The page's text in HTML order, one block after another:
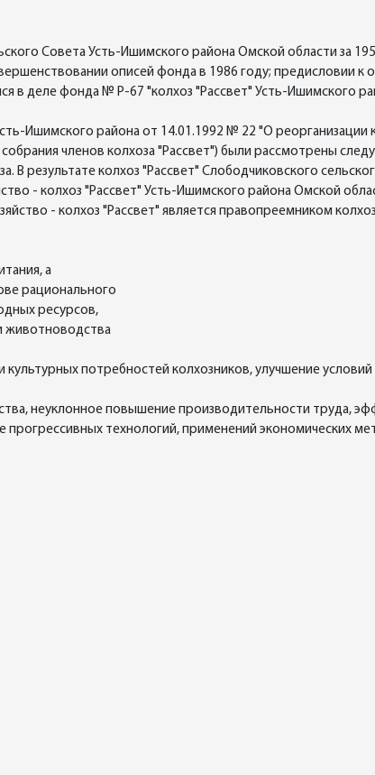
Совета Усть-Ишимского района Омской области за
описей фонда в 1986 году; предисловии к
в деле фонда № Р-67 "колхоз "Рассвет" Усть-Ишимского
Ишимского района от 14.01.1992 № 22 "О реорганизации
членов колхоза "Рассвет") были рассмотрены
В результате колхоз "Рассвет" Слободчиковского
- колхоз "Рассвет" Усть-Ишимского района Омской
- колхоз "Рассвет" является правопреемником
а
рационального
ресурсов,
животноводства
потребностей колхозников, улучшение
неуклонное повышение производительности труда,
технологий, применений экономических